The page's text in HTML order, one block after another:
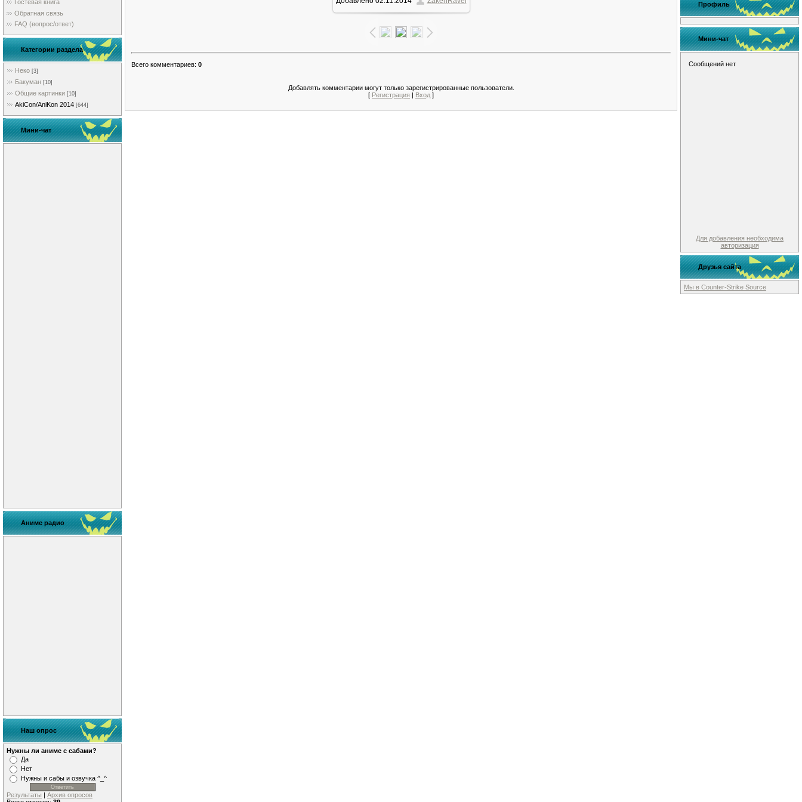
Гостевая книга
Обратная связь
FAQ (вопрос/ответ)
Категории раздела
Неко [3]
Бакуман [10]
Общие картинки [10]
AkiCon/AniKon 2014 [644]
Мини-чат
Аниме радио
Наш опрос
Нужны ли аниме с сабами?
Да
Нет
Нужны и сабы и озвучка ^_^
Результаты | Архив опросов
103.0Kb
Всего комментариев: 0
Добавлять комментарии могут только зарегистрированные пользователи.
[ Регистрация | Вход ]
Профиль
Мини-чат
Для добавления необходима
авторизация
Друзья сайта
Мы в Counter-Strike Source